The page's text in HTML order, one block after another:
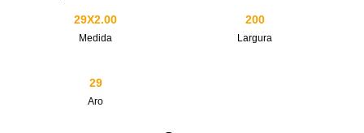
29X2.00
Medida
200
Largura
29
Aro